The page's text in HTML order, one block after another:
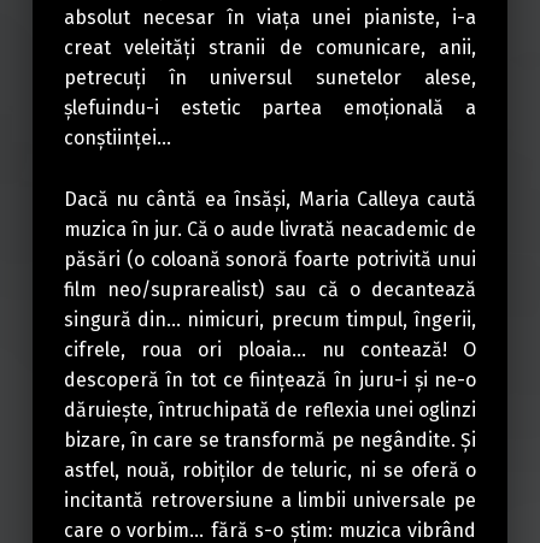
absolut necesar în viaţa unei pianiste, i-a
creat veleităţi stranii de comunicare, anii,
petrecuţi în universul sunetelor alese,
şlefuindu-i estetic partea emoţională a
conştiinţei…
Dacă nu cântă ea însăşi, Maria Calleya caută
muzica în jur. Că o aude livrată neacademic de
păsări (o coloană sonoră foarte potrivită unui
film neo/suprarealist) sau că o decantează
singură din… nimicuri, precum timpul, îngerii,
cifrele, roua ori ploaia… nu contează! O
descoperă în tot ce fiinţează în juru-i şi ne-o
dăruieşte, întruchipată de reflexia unei oglinzi
bizare, în care se transformă pe negândite. Şi
astfel, nouă, robiţilor de teluric, ni se oferă o
incitantă retroversiune a limbii universale pe
care o vorbim… fără s-o ştim: muzica vibrând